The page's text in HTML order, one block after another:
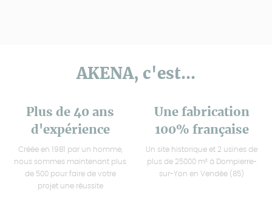
AKENA, c'est...
Plus de 40 ans
d'expérience
Créée en 1981 par un homme,
nous sommes maintenant plus
de 500 pour faire de votre
projet une réussite
Une fabrication
100% française
Un site historique et 2 usines de
plus de 25000 m² à Dompierre-
sur-Yon en Vendée (85)